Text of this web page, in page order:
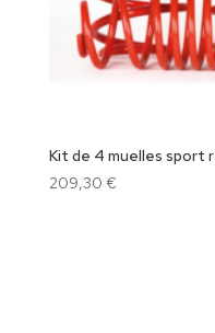
Kit de 4 muelles sport
209,30 €